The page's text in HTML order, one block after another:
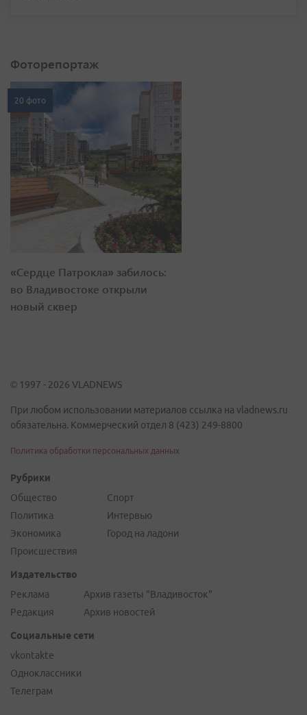
Фоторепортаж
20 фото
«Сердце Патрокла» забилось:
во Владивостоке открыли
новый сквер
© 1997 - 2026 VLADNEWS
При любом использовании материалов ссылка на vladnews.ru
обязательна. Коммерческий отдел 8 (423) 249-8800
Политика обработки персональных данных
Рубрики
Общество
Политика
Экономика
Происшествия
Спорт
Интервью
Город на ладони
Издательство
Реклама
Редакция
Архив газеты "Владивосток"
Архив новостей
Социальные сети
vkontakte
Одноклассники
Телеграм